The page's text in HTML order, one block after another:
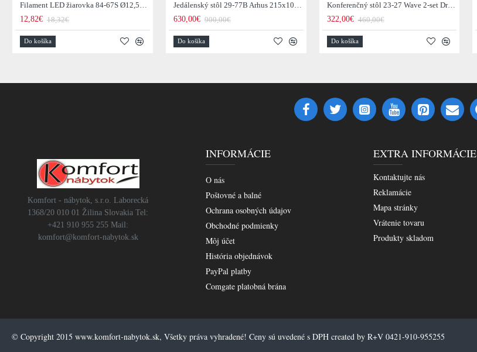
Filament LED žiarovka 84-67S Ø12,5cm Smoke grey glass
12,82€ 18,32€
Do košíka
Jedálenský stôl 29-77B Arhus 215x105cm Drevo Hnedá Acacia
630,00€ 900,00€
Do košíka
Konferenčný stôl 23-27 Wave 2-set Drevo Mango
322,00€ 460,00€
Do košíka
Komfort - nábytok, s.r.o. Laborecká
1368/20 010 01 Žilina Slovakia Tel:
+421 910 955 255 Mail:
komfort@komfort-nabytok.sk
INFORMÁCIE
O nás
Poštovné a balné
Ochrana osobných údajov
Obchodné podmienky
Môj účet
História objednávok
PayPal platby
Comgate platobná brána
EXTRA INFORMÁCIE
Kontaktujte nás
Reklamácie
Mapa stránky
Vrátenie tovaru
Produkty skladom
© Copyright 2015 www.komfort-nabytok.sk, Všetky práva vyhradené! Ceny sú uvedené s DPH created by R+V 0421-910-955255